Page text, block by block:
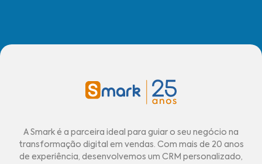
A Smark é a parceira ideal para guiar o seu negócio na
transformação digital em vendas. Com mais de 20 anos
de experiência, desenvolvemos um CRM personalizado,